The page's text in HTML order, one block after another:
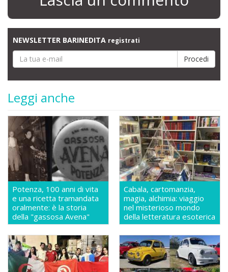
NEWSLETTER BARINEDITA registrati
Leggi anche
Potenza, 100 anni di vita
e una ricetta tramandata
oralmente: è la storia
della "gassosa Avena"
Cabala, cartomanzia,
magia, alchimia: viaggio
nel misterioso mondo
della letteratura esoterica